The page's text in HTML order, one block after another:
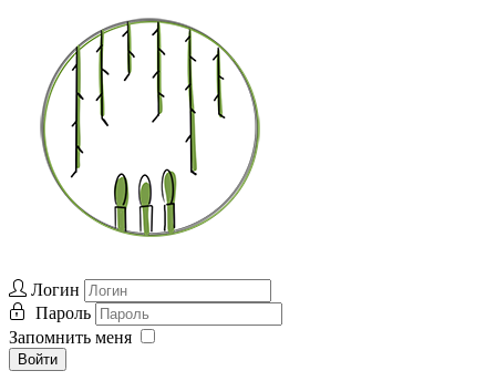
Логин
Пароль
Запомнить меня
Войти